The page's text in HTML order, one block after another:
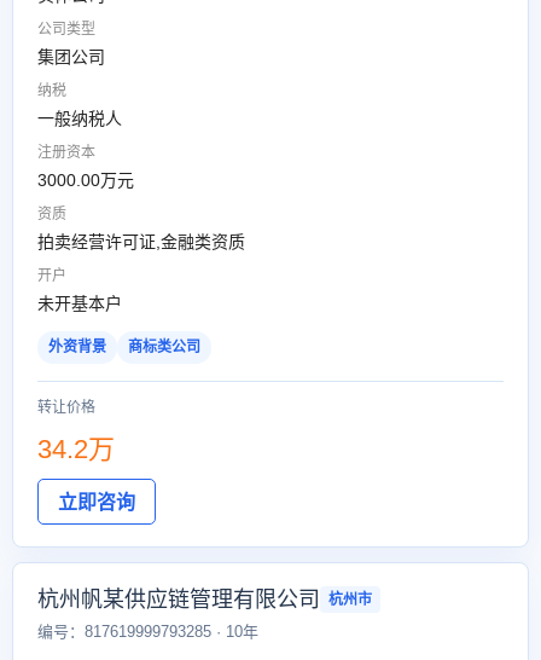
公司类型
集团公司
纳税
一般纳税人
注册资本
3000.00万元
资质
拍卖经营许可证,金融类资质
开户
未开基本户
外资背景 商标类公司
转让价格
34.2万
立即咨询
杭州帆某供应链管理有限公司 杭州市
编号：817619999793285 · 10年